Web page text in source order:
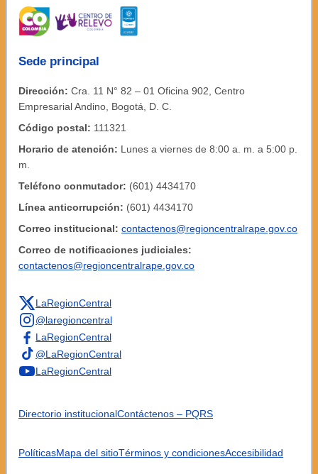
Sede principal
Dirección: Cra. 11 N° 82 – 01 Oficina 902, Centro
Empresarial Andino, Bogotá, D. C.
Código postal: 111321
Horario de atención: Lunes a viernes de 8:00 a. m. a 5:00 p.
m.
Teléfono conmutador: (601) 4434170
Línea anticorrupción: (601) 4434170
Correo institucional: contactenos@regioncentralrape.gov.co
Correo de notificaciones judiciales:
contactenos@regioncentralrape.gov.co
LaRegionCentral
@laregioncentral
LaRegionCentral
@LaRegionCentral
LaRegionCentral
Directorio institucionalContáctenos – PQRS
PolíticasMapa del sitioTérminos y condicionesAccesibilidad